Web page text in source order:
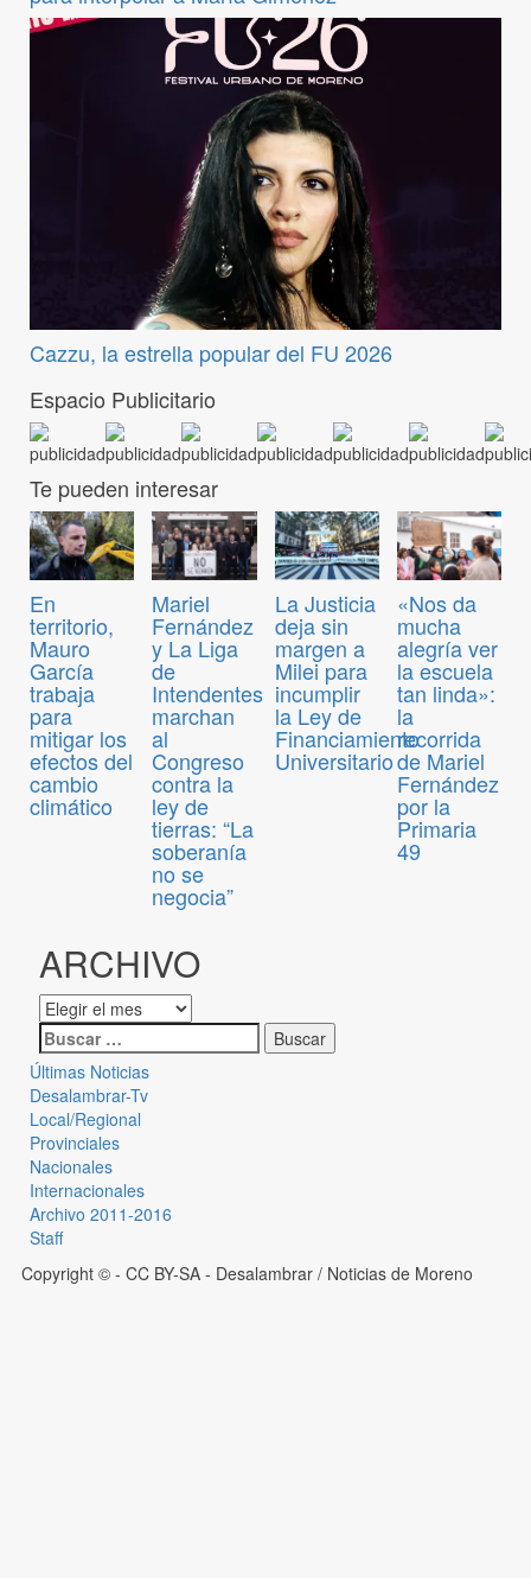
Cazzu, la estrella popular del FU 2026
Espacio Publicitario
Te pueden interesar
En
territorio,
Mauro
García
trabaja
para
mitigar los
efectos del
cambio
climático
Mariel
Fernández
y La Liga
de
Intendentes
marchan
al
Congreso
contra la
ley de
tierras: “La
soberanía
no se
negocia”
La Justicia
deja sin
margen a
Milei para
incumplir
la Ley de
Financiamiento
Universitario
«Nos da
mucha
alegría ver
la escuela
tan linda»:
la
recorrida
de Mariel
Fernández
por la
Primaria
49
ARCHIVO
Últimas Noticias
Desalambrar-Tv
Local/Regional
Provinciales
Nacionales
Internacionales
Archivo 2011-2016
Staff
Copyright © - CC BY-SA - Desalambrar / Noticias de Moreno